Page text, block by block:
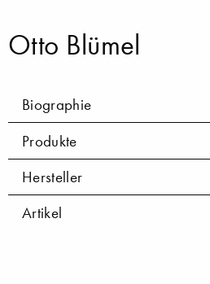
Otto Blümel
Biographie
Produkte
Hersteller
Artikel